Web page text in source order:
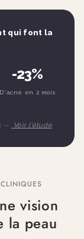
qui font la
-23%
D'acné en 2 mois
— Voir l'étude
vision
la peau